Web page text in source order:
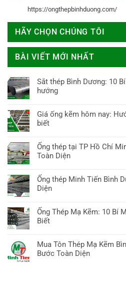
https://ongthepbinhduong.com/
HÃY CHỌN CHÚNG TÔI
BÀI VIẾT MỚI NHẤT
Sắt thép Bình Dương: 10
hướng
có
bình
Sắt
thép
Dương:
10
Bí
Chọn,
Báo
Xu
hướng
Giá ống kẽm hôm nay:
biết
có
bình
Giá
ống
hôm
nay:
Hướng
A-
Z,
Ống thép tại TP Hồ Chí
Toàn Diện
có
bình
luận
Ống
thép
TP
Hồ
Chí
Ống thép Minh Tiến Bình
Diện
có
bình
Ống
thép
Ống Thép Mạ Kẽm: 10 Bí
Biết
có
bình
Mua Tôn Thép Mạ Kẽm
Bước Toàn Diện